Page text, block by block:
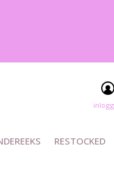
RESTOCKED